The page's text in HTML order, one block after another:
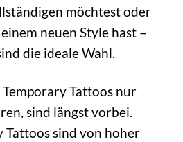
möchtest oder
neuen Style hast –
die ideale Wahl.
Tattoos nur
sind längst vorbei.
Tattoos sind von hoher